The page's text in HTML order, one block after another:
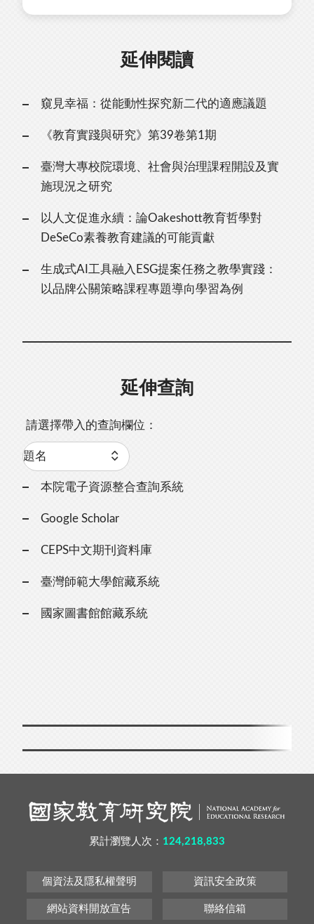
延伸閱讀
窺見幸福：從能動性探究新二代的適應議題
《教育實踐與研究》第39卷第1期
臺灣大專校院環境、社會與治理課程開設及實
施現況之研究
以人文促進永續：論Oakeshott教育哲學對
DeSeCo素養教育建議的可能貢獻
生成式AI工具融入ESG提案任務之教學實踐：
以品牌公關策略課程專題導向學習為例
延伸查詢
請選擇帶入的查詢欄位：
本院電子資源整合查詢系統
Google Scholar
CEPS中文期刊資料庫
臺灣師範大學館藏系統
國家圖書館館藏系統
累計瀏覽人次： 124,218,833
個資法及隱私權聲明 資訊安全政策
網站資料開放宣告 聯絡信箱